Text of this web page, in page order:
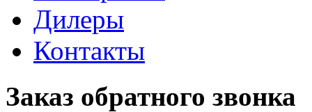
Дилеры
Контакты
Заказ обратного звонка